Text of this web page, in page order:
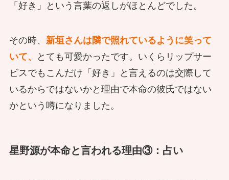
「好き」という言葉の返しがほとんどでした。
その時、 新垣さんは隣で照れているように笑って
いて、
とても可愛かったです。いくらリップサー
ビスでもこんだけ「好き」と言えるのは交際して
いるからではないかと理由で本命の彼氏ではない
かという噂になりました。
星野源が本命と言われる理由③：占い